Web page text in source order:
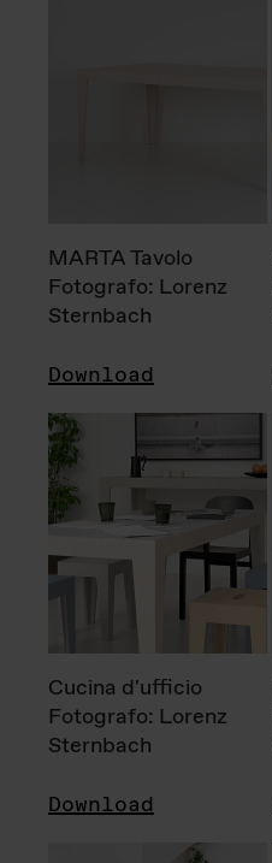
MARTA Tavolo
Fotografo: Lorenz
Sternbach
Download
Cucina d'ufficio
Fotografo: Lorenz
Sternbach
Download